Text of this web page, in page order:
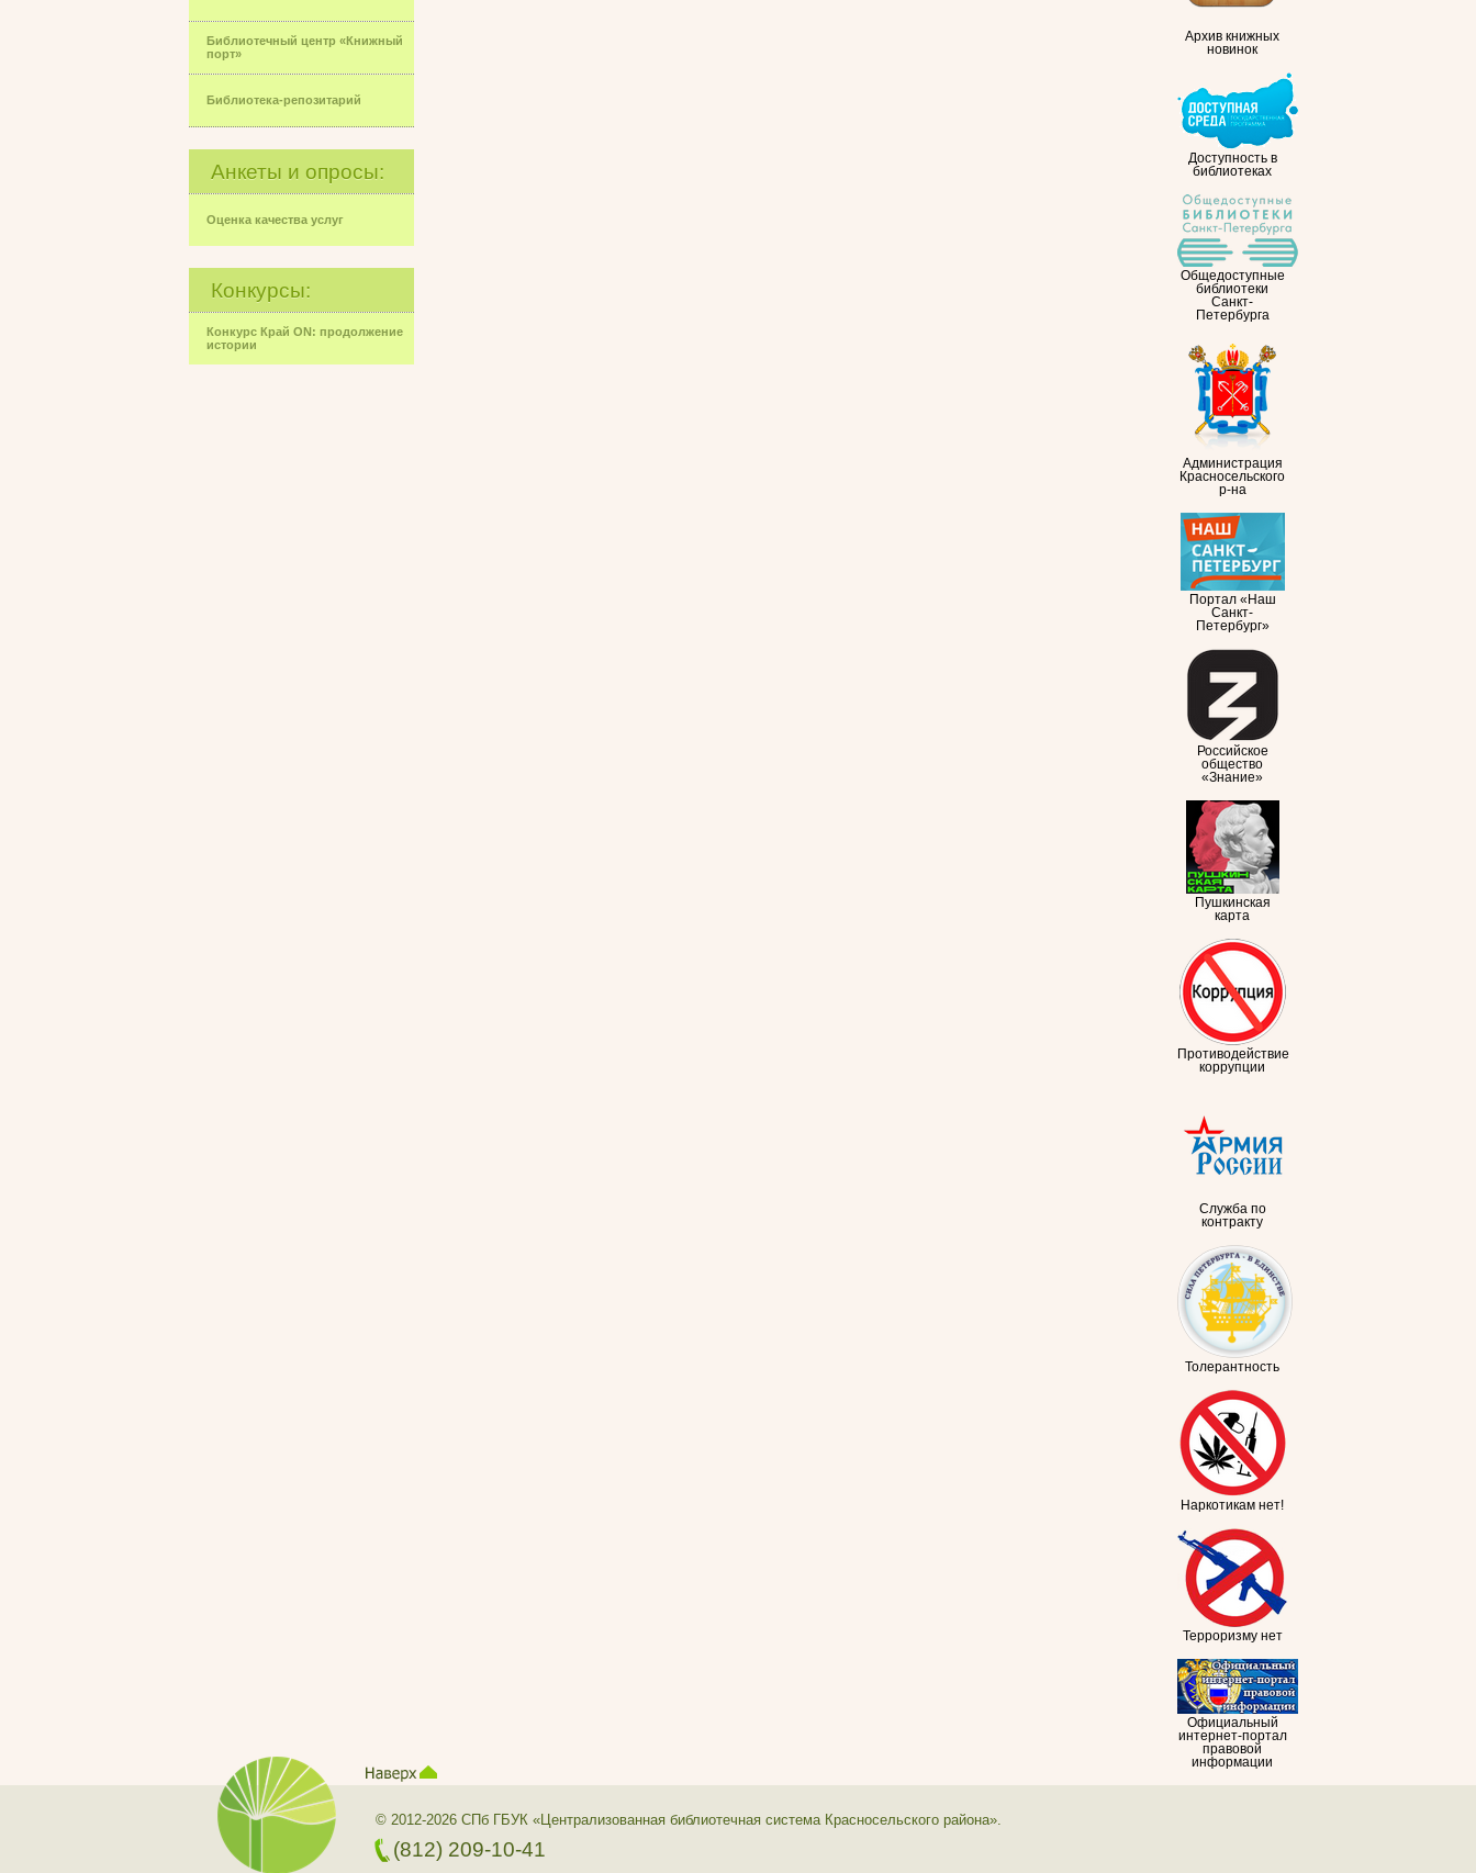
Библиотечный центр «Книжный
порт»
Библиотека-репозитарий
Анкеты и опросы:
Оценка качества услуг
Конкурсы:
Конкурс Край ON: продолжение
истории
Архив книжных
новинок
Доступность в
библиотеках
Общедоступные
библиотеки
Санкт-
Петербурга
Администрация
Красносельского
р-на
Портал «Наш
Санкт-
Петербург»
Российское
общество
«Знание»
Пушкинская
карта
Противодействие
коррупции
Служба по
контракту
Толерантность
Наркотикам нет!
Терроризму нет
Официальный
интернет-портал
правовой
информации
© 2012-2026 СПб ГБУК «Централизованная библиотечная система Красносельского района».
(812) 209-10-41